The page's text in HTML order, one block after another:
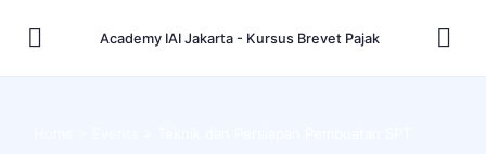
Academy IAI Jakarta - Kursus Brevet Pajak